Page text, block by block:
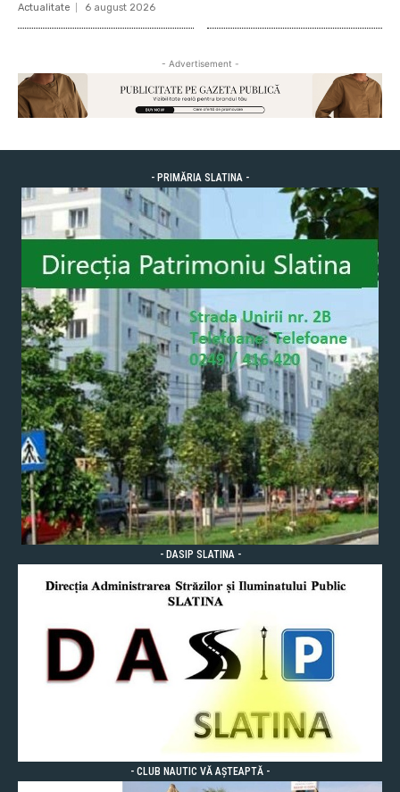
Actualitate 6 august 2026
- Advertisement -
- PRIMĂRIA SLATINA -
- DASIP SLATINA -
- CLUB NAUTIC VĂ AȘTEAPTĂ -